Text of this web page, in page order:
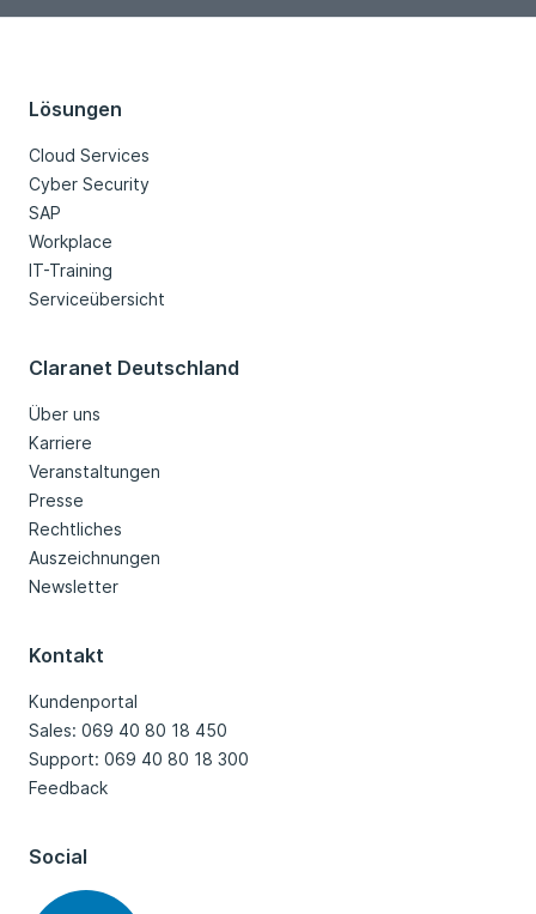
Lösungen
Cloud Services
Cyber Security
SAP
Workplace
IT-Training
Serviceübersicht
Claranet Deutschland
Über uns
Karriere
Veranstaltungen
Presse
Rechtliches
Auszeichnungen
Newsletter
Kontakt
Kundenportal
Sales: 069 40 80 18 450
Support: 069 40 80 18 300
Feedback
Social